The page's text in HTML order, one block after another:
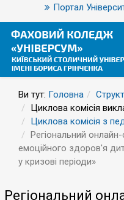
Портал
Ви тут: Головна
Циклова комісія
Циклова комісія з
Регіональний
емоційного здоров'я
у кризові періоди»
Регіональний